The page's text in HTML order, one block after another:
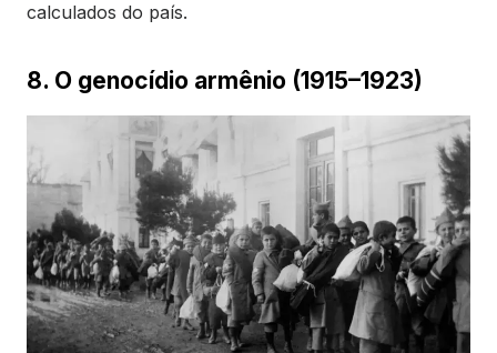
calculados do país.
8. O genocídio armênio (1915–1923)